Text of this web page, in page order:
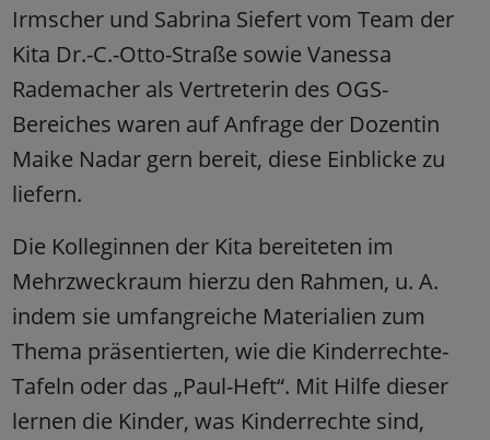
Irmscher und Sabrina Siefert vom Team der
Kita Dr.-C.-Otto-Straße sowie Vanessa
Rademacher als Vertreterin des OGS-
Bereiches waren auf Anfrage der Dozentin
Maike Nadar gern bereit, diese Einblicke zu
liefern.
Die Kolleginnen der Kita bereiteten im
Mehrzweckraum hierzu den Rahmen, u. A.
indem sie umfangreiche Materialien zum
Thema präsentierten, wie die Kinderrechte-
Tafeln oder das „Paul-Heft“. Mit Hilfe dieser
lernen die Kinder, was Kinderrechte sind,